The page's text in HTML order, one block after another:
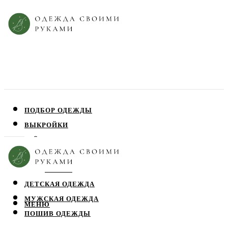
ПОДБОР ОДЕЖДЫ
ВЫКРОЙКИ
ЮБКИ
ДЕТСКАЯ ОДЕЖДА
МУЖСКАЯ ОДЕЖДА
ПОШИВ ОДЕЖДЫ
МЕНЮ